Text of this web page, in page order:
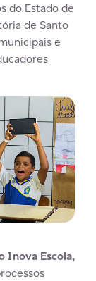
do Estado de
de Santo
e
Inova Escola,